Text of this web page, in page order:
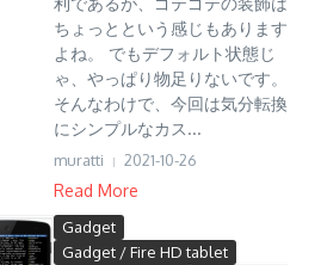
ちょっとという感じもあります
よね。 でもデフォルト状態じ
ゃ、やっぱり物足りないです。
そんなわけで、今回は気分転換
にシンプルなカス...
muratti 2021-10-26
Read More
Gadget
Gadget / Fire HD tablet